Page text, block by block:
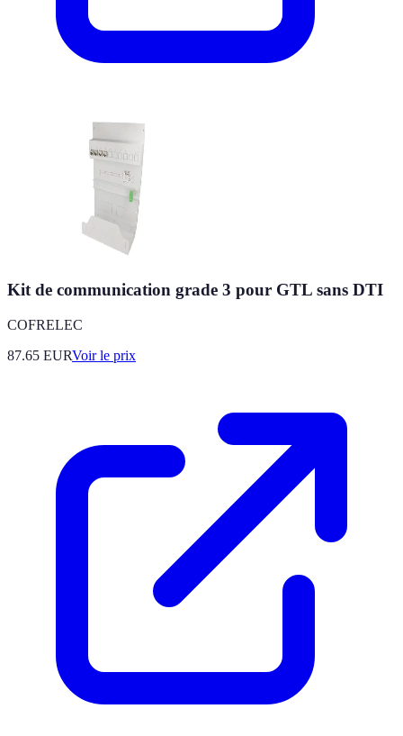
Kit de communication grade 3 pour GTL sans DTI
COFRELEC
87.65 EURVoir le prix